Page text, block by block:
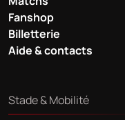
Fanshop
Billetterie
Aide & contacts
Stade & Mobilité